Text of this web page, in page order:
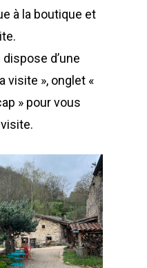
à la boutique et
d’une
visite », onglet «
» pour vous